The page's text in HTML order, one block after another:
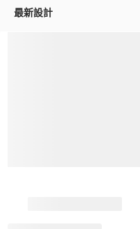
最新設計